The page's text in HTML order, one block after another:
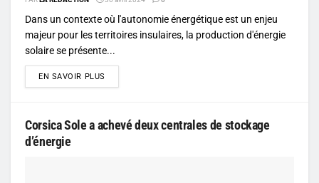
Dans un contexte où l'autonomie énergétique est un enjeu
majeur pour les territoires insulaires, la production d'énergie
solaire se présente...
EN SAVOIR PLUS
Corsica Sole a achevé deux centrales de stockage
d’énergie